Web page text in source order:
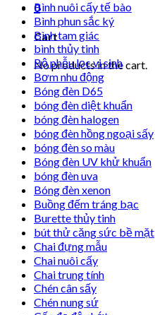
0
Cart
No products in the cart.
Bình nuôi cấy tế bào
Bình phun sắc ký
Bình tam giác
bình thủy tinh
Bộ phễu lọc vi sinh
Bơm nhu động
Bóng đèn D65
bóng đèn diệt khuẩn
bóng đèn halogen
bóng đèn hồng ngoại sấy
bóng đèn so màu
Bóng đèn UV khử khuẩn
bóng đèn uva
Bóng đèn xenon
Buồng đếm tráng bạc
Burette thủy tinh
bút thử căng sức bề mặt
Chai đựng mẫu
Chai nuôi cấy
Chai trung tính
Chén cân sấy
Chén nung sứ